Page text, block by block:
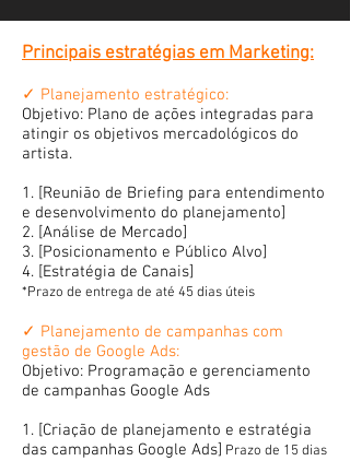
Principais estratégias em Marketing:
✓ Planejamento estratégico:
Objetivo: Plano de ações integradas para
atingir os objetivos mercadológicos do
artista.
1. [Reunião de Briefing para entendimento
e desenvolvimento do planejamento]
2. [Análise de Mercado]
3. [Posicionamento e Público Alvo]
4. [Estratégia de Canais]
*Prazo de entrega de até 45 dias úteis
✓ Planejamento de campanhas com
gestão de Google Ads:
Objetivo: Programação e gerenciamento
de campanhas Google Ads
1. [Criação de planejamento e estratégia
das campanhas Google Ads] Prazo de 15 dias